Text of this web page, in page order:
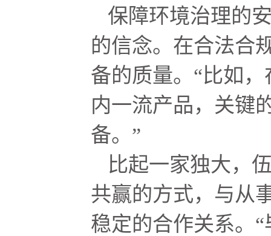
保障环境治理的
的信念。在合法合
备的质量。“比如
内一流产品，关键
备。”
比起一家独大，
共赢的方式，与从
稳定的合作关系。